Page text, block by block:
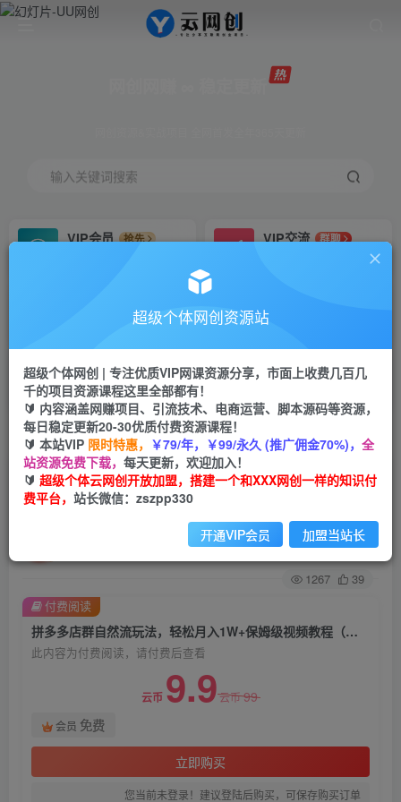
输入关键词搜索
VIP会员
抢先
VIP交流
群聊
研究探讨更多创业项目路子。
会员专属推广链接
招募站长
挂机
项目
脚本卡密
APP下载
GO
首页 创业课程 会员免费 正文
拼多多店群自然流玩法，轻松月入1W+保姆级视频
教程（附上货、拍单工具）
关注 私信
1267 39
拼多多店群自然流玩法，轻松月入1W+保姆级视频教程（附上货、拍单工具）
此内容为付费阅读，请付费后查看
云币 9.9云币99
会员 免费
立即购买
您当前未登录！建议登陆后购买，可保存购买订单
付费阅读
超级个体网创资源站
超级个体网创 | 专注优质VIP网课资源分享，市面上收费几百几
千的项目资源课程这里全部都有！
🔰 内容涵盖网赚项目、引流技术、电商运营、脚本源码等资源，
每日稳定更新20-30优质付费资源课程！
🔰 本站VIP 限时特惠， ￥79/年，￥99/永久 (推广佣金70%)， 全
站资源免费下载， 每天更新，欢迎加入！
🔰 超级个体云网创开放加盟，搭建一个和XXX网创一样的知识付
费平台， 站长微信：zszpp330
开通VIP会员 加盟当站长